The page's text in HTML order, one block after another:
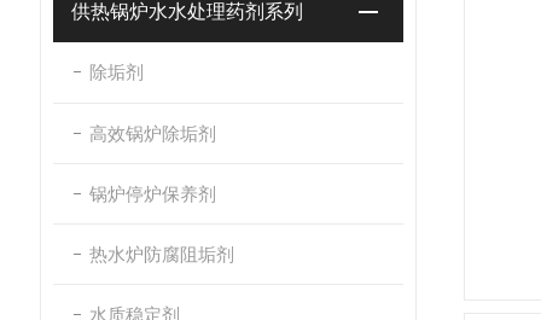
供热锅炉水水处理药剂系列
除垢剂
高效锅炉除垢剂
锅炉停炉保养剂
热水炉防腐阻垢剂
水质稳定剂